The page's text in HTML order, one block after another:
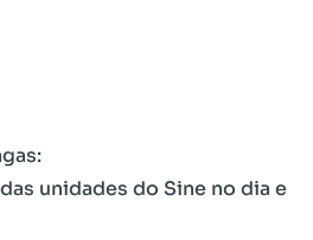
unidades do Sine no dia e